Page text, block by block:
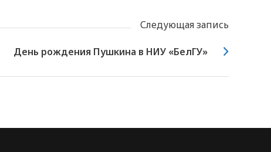
Следующая запись
День рождения Пушкина в НИУ «БелГУ»